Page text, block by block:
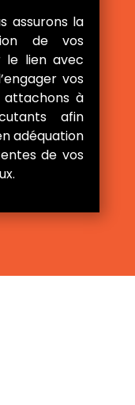
assurons la
de vos
le lien avec
vos
attachons à
afin
adéquation
de vos